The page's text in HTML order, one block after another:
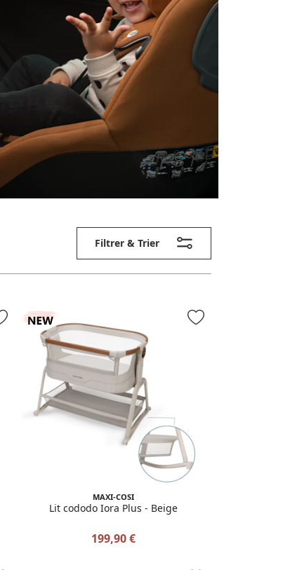
Filtrer & Trier
MAXI-COSI
Lit cododo Iora Plus - Beige
199,90 €